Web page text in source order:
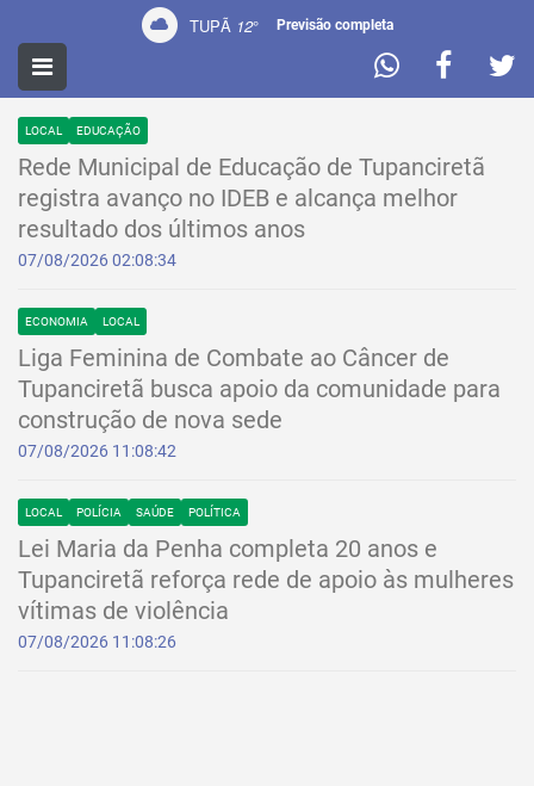
TUPÃ 12° Previsão completa
NOTÍCIAS
LOCAL EDUCAÇÃO
Rede Municipal de Educação de Tupanciretã
registra avanço no IDEB e alcança melhor
resultado dos últimos anos
07/08/2026 02:08:34
ECONOMIA LOCAL
Liga Feminina de Combate ao Câncer de
Tupanciretã busca apoio da comunidade para
construção de nova sede
07/08/2026 11:08:42
LOCAL POLÍCIA SAÚDE POLÍTICA
Lei Maria da Penha completa 20 anos e
Tupanciretã reforça rede de apoio às mulheres
vítimas de violência
07/08/2026 11:08:26